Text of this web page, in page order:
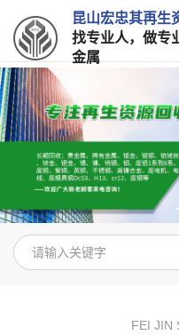
昆山宏忠其再生
找专业人，做专
金属
FEI JIN